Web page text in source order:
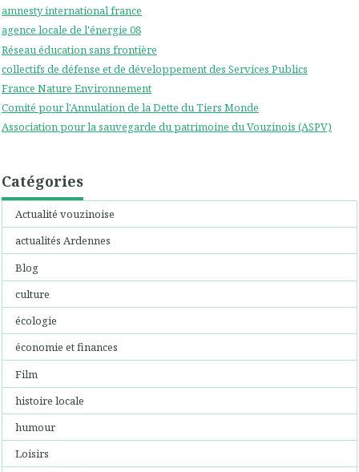
amnesty international france
agence locale de l'énergie 08
Réseau éducation sans frontière
collectifs de défense et de développement des Services Publics
France Nature Environnement
Comité pour l'Annulation de la Dette du Tiers Monde
Association pour la sauvegarde du patrimoine du Vouzinois (ASPV)
Catégories
Actualité vouzinoise
actualités Ardennes
Blog
culture
écologie
économie et finances
Film
histoire locale
humour
Loisirs